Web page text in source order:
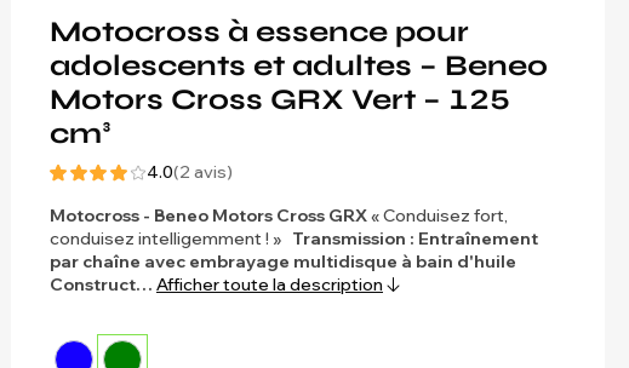
Motocross à essence pour
adolescents et adultes – Beneo
Motors Cross GRX Vert – 125
cm³
4.0(2 avis)
Motocross - Beneo Motors Cross GRX« Conduisez fort,
conduisez intelligemment ! » Transmission : Entraînement
par chaîne avec embrayage multidisque à bain d'huile
Construct… Afficher toute la description